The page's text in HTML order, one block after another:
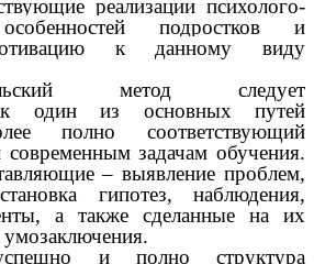
реализации психолого-
особенностей подростков и
к данному виду
метод следует
один из основных путей
полно соответствующий
современным задачам обучения.
– выявление проблем,
гипотез, наблюдения,
а также сделанные на их
и полно структура